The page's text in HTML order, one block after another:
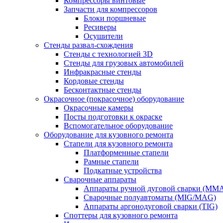
Запчасти для компрессоров
Блоки поршневые
Ресиверы
Осушители
Стенды развал-схождения
Стенды с технологией 3D
Стенды для грузовых автомобилей
Инфракрасные стенды
Кордовые стенды
Бесконтактные стенды
Окрасочное (покрасочное) оборудование
Окрасочные камеры
Посты подготовки к окраске
Вспомогательное оборудование
Оборудование для кузовного ремонта
Стапели для кузовного ремонта
Платформенные стапели
Рамные стапели
Подкатные устройства
Сварочные аппараты
Аппараты ручной дуговой сварки
Сварочные полуавтоматы (MIG/MAG)
Аппараты аргонодуговой сварки (TIG)
Споттеры для кузовного ремонта